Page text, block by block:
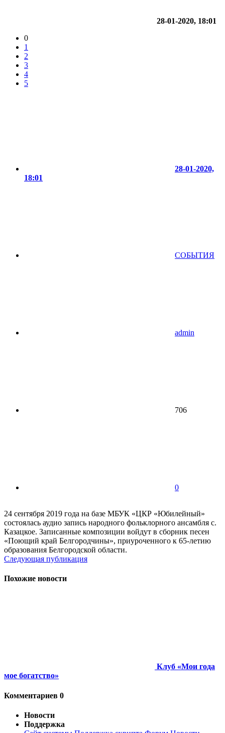
28-01-2020, 18:01
0
1
2
3
4
5
28-01-2020,
18:01
СОБЫТИЯ
admin
706
0
24 сентября 2019 года на базе МБУК «ЦКР «Юбилейный»
состоялась аудио запись народного фольклорного ансамбля с.
Казацкое. Записанные композиции войдут в сборник песен
«Поющий край Белгородчины», приуроченного к 65-летию
образования Белгородской области.
Следующая публикация
Похожие новости
Клуб «Мои года
мое богатство»
Комментариев 0
Новости
Поддержка